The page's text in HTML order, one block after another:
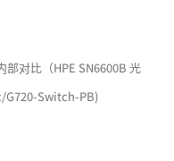
部对比（HPE SN6600B 光
Switch-PB)